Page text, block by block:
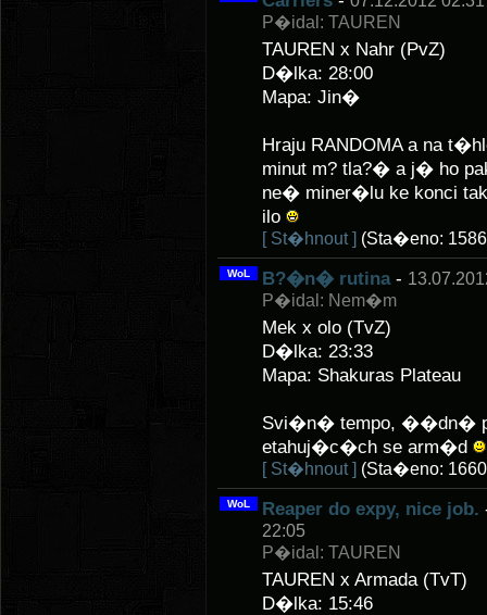
P�idal: TAUREN
TAUREN x Nahr (PvZ)
D�lka: 28:00
Mapa: Jin�
Hraju RANDOMA a na
minut m? tla?� a j� ho
ne� miner�lu ke konci tak
ilo
[ St�hnout ] (Sta�eno:
WoL B?�n� rutina-
P�idal: Nem�m
Mek x olo (TvZ)
D�lka: 23:33
Mapa: Shakuras Plateau
Svi�n� tempo, ��dn�
etahuj�c�ch se arm�d
[ St�hnout ] (Sta�eno:
WoL Reaper do expy, nice job.
22:05
P�idal: TAUREN
TAUREN x Armada (TvT)
D�lka: 15:46